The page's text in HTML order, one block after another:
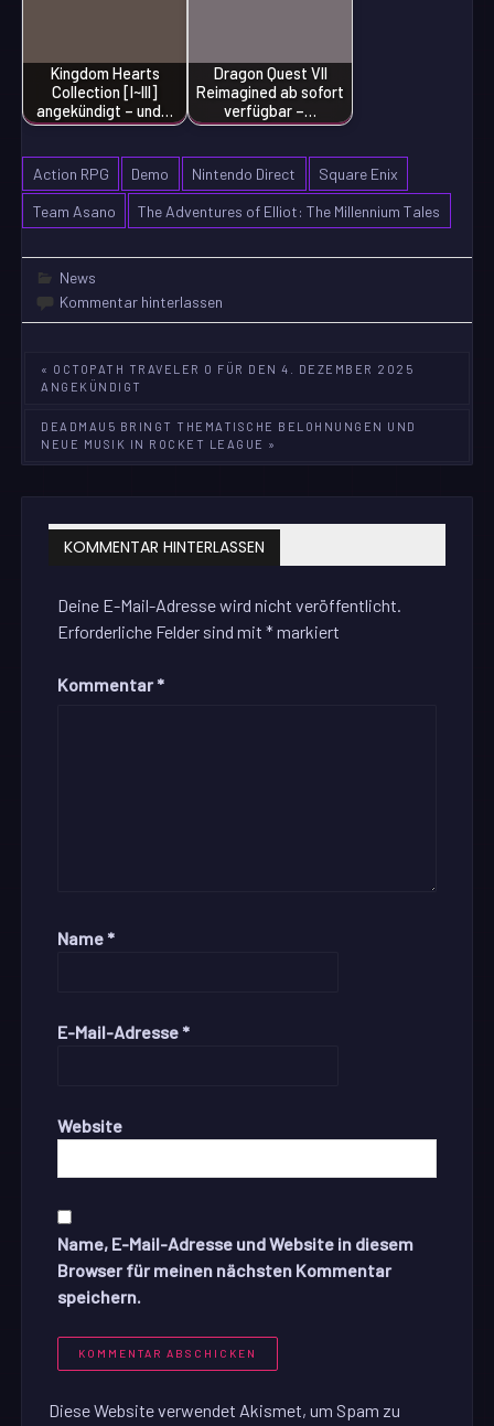
Kingdom Hearts
Collection [I~III]
angekündigt – und…
Dragon Quest VII
Reimagined ab sofort
verfügbar –…
Action RPG Demo Nintendo Direct
Square Enix
Team Asano
The Adventures of Elliot: The Millennium Tales
News
Kommentar hinterlassen
Beitragsnavigation
« OCTOPATH TRAVELER 0 FÜR DEN 4. DEZEMBER 2025
ANGEKÜNDIGT
DEADMAU5 BRINGT THEMATISCHE BELOHNUNGEN UND
NEUE MUSIK IN ROCKET LEAGUE »
KOMMENTAR HINTERLASSEN
Deine E-Mail-Adresse wird nicht veröffentlicht.
Erforderliche Felder sind mit*markiert
Kommentar *
Name *
E-Mail-Adresse *
Website
Name, E-Mail-Adresse und Website in diesem
Browser für meinen nächsten Kommentar
speichern.
Diese Website verwendet Akismet, um Spam zu